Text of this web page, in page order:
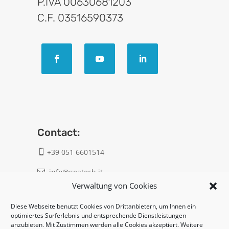
Verwaltung von Cookies
Diese Webseite benutzt Cookies von Drittanbietern, um Ihnen ein
optimiertes Surferlebnis und entsprechende Dienstleistungen
anzubieten. Mit Zustimmen werden alle Cookies akzeptiert. Weitere
C.F. 03516590373
Contact:
 +39 051 6601514
 info@geatech.it